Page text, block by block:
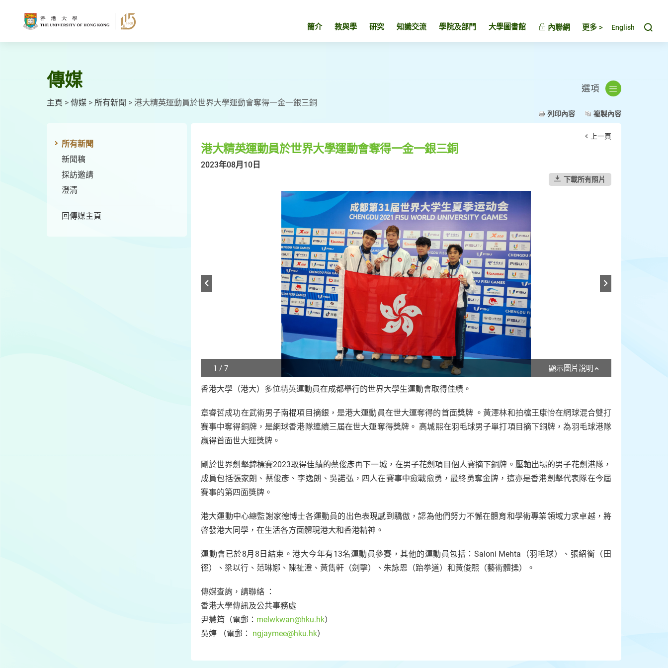
簡介 教與學 研究 知識交流 學院及部門 大學圖書館 內聯網 更多 > English
傳媒
主頁 > 傳媒 > 所有新聞 > 港大精英運動員於世界大學運動會奪得一金一銀三銅
選項
列印內容 複製內容
所有新聞
新聞稿
採訪邀請
澄清
回傳媒主頁
上一頁
港大精英運動員於世界大學運動會奪得一金一銀三銅
2023年08月10日
下載所有照片
1 / 7
Play
/
slider
顯示圖片說明
香港大學（港大）多位精英運動員在成都舉行的世界大學生運動會取得佳績。
章睿哲成功在武術男子南棍項目摘銀，是港大運動員在世大運奪得的首面獎牌 。黃澤林和拍檔王康怡在網球混合雙打
賽事中奪得銅牌，是網球香港隊連續三屆在世大運奪得獎牌。 高城熙在羽毛球男子單打項目摘下銅牌，為羽毛球港隊
贏得首面世大運獎牌。
剛於世界劍擊錦標賽2023取得佳績的蔡俊彥再下一城，在男子花劍項目個人賽摘下銅牌。壓軸出場的男子花劍港隊，
成員包括張家朗、蔡俊彥、李逸朗、吳諾弘，四人在賽事中愈戰愈勇，最終勇奪金牌，這亦是香港劍擊代表隊在今屆
賽事的第四面獎牌。
港大運動中心總監謝家德博士各運動員的出色表現感到驕傲，認為他們努力不懈在體育和學術專業領域力求卓越，將
啓發港大同學，在生活各方面體現港大和香港精神。
運動會已於8月8日結束。港大今年有13名運動員參賽，其他的運動員包括：Saloni Mehta（羽毛球）、張紹衡（田
徑）、梁以行、范琳娜、陳祉澄、黃雋軒（劍擊）、朱詠恩（跆拳道）和黃俊熙（藝術體操）。
傳媒查詢，請聯絡 ：
香港大學傳訊及公共事務處
尹慧筠（電郵： melwkwan@hku.hk）
吳婷 （電郵： ngjaymee@hku.hk）